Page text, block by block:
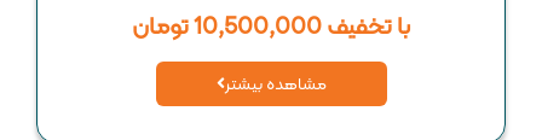
با تخفیف 10,500,000 تومان
مشاهده بیشتر